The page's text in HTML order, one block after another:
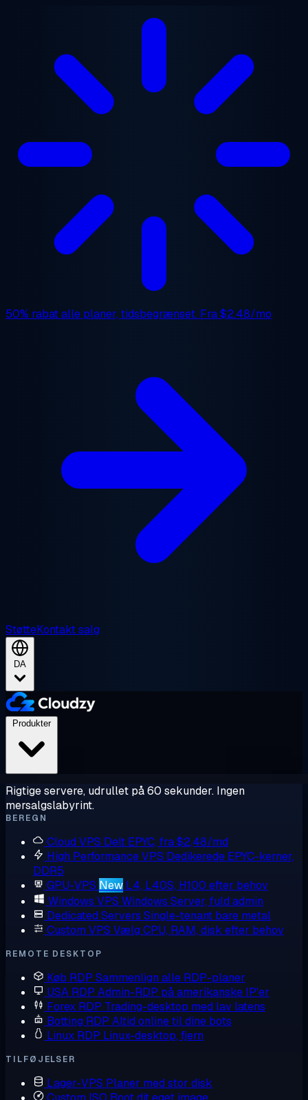
50% rabatalle planer, tidsbegrænset. Fra$2.48/mo
StøtteKontakt salg
DA
Produkter
Rigtige servere, udrullet på 60 sekunder. Ingen
mersalgslabyrint.
BEREGN
Cloud VPS Delt EPYC, fra $2,48/md
High Performance VPS Dedikerede EPYC-kerner,
DDR5
GPU-VPS New L4, L40S, H100 efter behov
Windows VPS Windows Server, fuld admin
Dedicated Servers Single-tenant bare metal
Custom VPS Vælg CPU, RAM, disk efter behov
REMOTE DESKTOP
Køb RDP Sammenlign alle RDP-planer
USA RDP Admin-RDP på amerikanske IP'er
Forex RDP Trading-desktop med lav latens
Botting RDP Altid online til dine bots
Linux RDP Linux-desktop, fjern
TILFØJELSER
Lager-VPS Planer med stor disk